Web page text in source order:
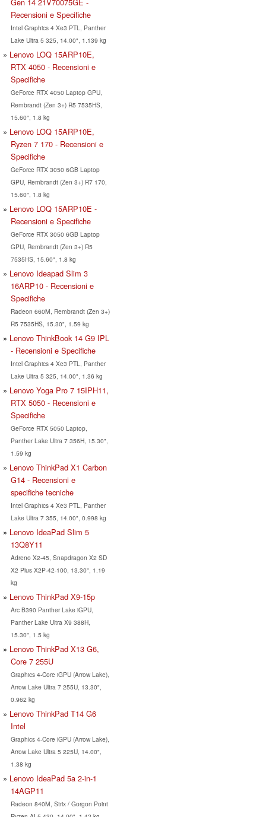
Gen 14 21V70075GE -
Recensioni e Specifiche
Intel Graphics 4 Xe3 PTL, Panther
Lake Ultra 5 325, 14.00", 1.139 kg
Lenovo LOQ 15ARP10E,
RTX 4050 - Recensioni e
Specifiche
GeForce RTX 4050 Laptop GPU,
Rembrandt (Zen 3+) R5 7535HS,
15.60", 1.8 kg
Lenovo LOQ 15ARP10E,
Ryzen 7 170 - Recensioni e
Specifiche
GeForce RTX 3050 6GB Laptop
GPU, Rembrandt (Zen 3+) R7 170,
15.60", 1.8 kg
Lenovo LOQ 15ARP10E -
Recensioni e Specifiche
GeForce RTX 3050 6GB Laptop
GPU, Rembrandt (Zen 3+) R5
7535HS, 15.60", 1.8 kg
Lenovo Ideapad Slim 3
16ARP10 - Recensioni e
Specifiche
Radeon 660M, Rembrandt (Zen 3+)
R5 7535HS, 15.30", 1.59 kg
Lenovo ThinkBook 14 G9 IPL
- Recensioni e Specifiche
Intel Graphics 4 Xe3 PTL, Panther
Lake Ultra 5 325, 14.00", 1.36 kg
Lenovo Yoga Pro 7 15IPH11,
RTX 5050 - Recensioni e
Specifiche
GeForce RTX 5050 Laptop,
Panther Lake Ultra 7 356H, 15.30",
1.59 kg
Lenovo ThinkPad X1 Carbon
G14 - Recensioni e
specifiche tecniche
Intel Graphics 4 Xe3 PTL, Panther
Lake Ultra 7 355, 14.00", 0.998 kg
Lenovo IdeaPad Slim 5
13Q8Y11
Adreno X2-45, Snapdragon X2 SD
X2 Plus X2P-42-100, 13.30", 1.19
kg
Lenovo ThinkPad X9-15p
Arc B390 Panther Lake iGPU,
Panther Lake Ultra X9 388H,
15.30", 1.5 kg
Lenovo ThinkPad X13 G6,
Core 7 255U
Graphics 4-Core iGPU (Arrow Lake),
Arrow Lake Ultra 7 255U, 13.30",
0.962 kg
Lenovo ThinkPad T14 G6
Intel
Graphics 4-Core iGPU (Arrow Lake),
Arrow Lake Ultra 5 225U, 14.00",
1.38 kg
Lenovo IdeaPad 5a 2-in-1
14AGP11
Radeon 840M, Strix / Gorgon Point